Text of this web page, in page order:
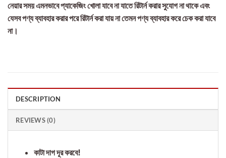
নেয়ার সময় এমনভাবে প্যাকেজিং খোলা যাবে না যাতে রিটার্ন করার সুযোগ না থাকে এবং
যেসব পণ্য ব্যাবহার করার পরে রিটার্ন করা যায় না তেমন পণ্য ব্যাবহার করে চেক করা যাবে
না।
DESCRIPTION
REVIEWS (0)
কাটা দাগ দূর করবে!